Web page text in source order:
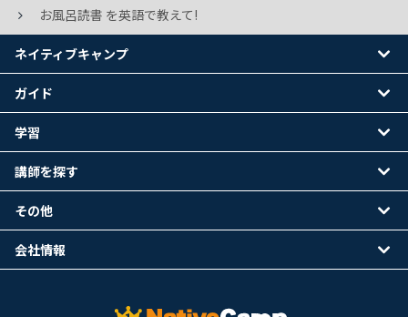
お風呂読書 を英語で教えて!
ネイティブキャンプ
ガイド
学習
講師を探す
その他
会社情報